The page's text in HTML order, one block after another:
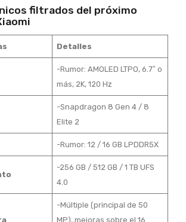
filtrados del próximo
Detalles
-Rumor: AMOLED LTPO, 6.7″ o
más, 2K, 120 Hz
-Snapdragon 8 Gen 4 / 8
Elite 2
-Rumor: 12 / 16 GB LPDDR5X
-256 GB / 512 GB / 1 TB UFS
4.0
-Múltiple (principal de 50
MP), mejoras sobre el 16